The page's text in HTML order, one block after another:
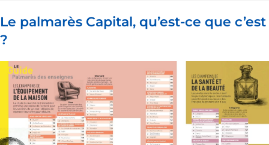
Le palmarès Capital, qu’est-ce que c’est
?